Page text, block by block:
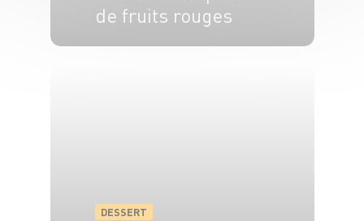
de fruits rouges
DESSERT